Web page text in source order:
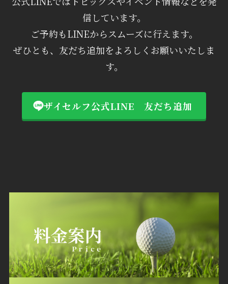
信しています。
ご予約もLINEからスムーズに行えます。
ぜひとも、友だち追加をよろしくお願いいたしま
す。
ザイセルフ公式LINE 友だち追加